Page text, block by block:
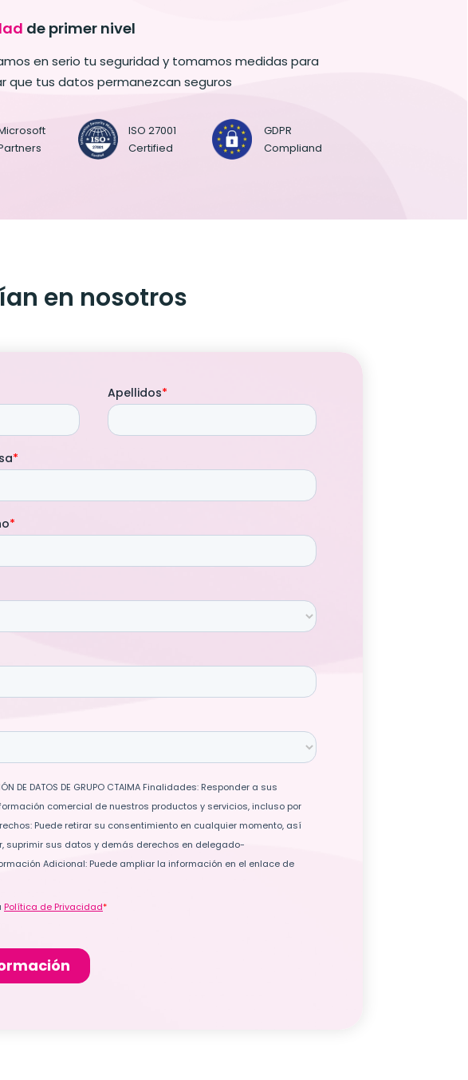
de primer nivel
en serio tu seguridad y tomamos medidas para
que tus datos permanezcan seguros
ISO 27001
Certified
GDPR
Compliand
en nosotros